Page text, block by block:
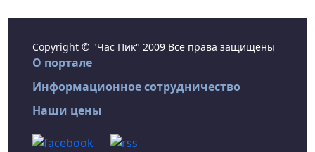
Copyright © "Час Пик" 2009 Все права защищены
О портале
Информационное сотрудничество
Наши цены